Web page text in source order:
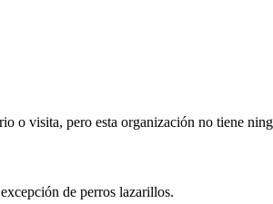
o visita, pero esta organización no tiene
de perros lazarillos.